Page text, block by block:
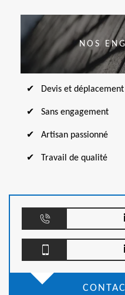
NOS
Devis et
Sans engagement
Artisan passionné
Travail de qualité